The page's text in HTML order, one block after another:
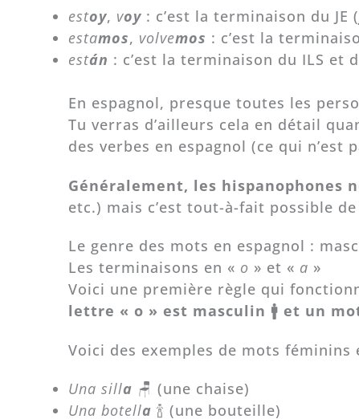
estoy, voy: c’est la terminaison du JE (
estamos, volvemos : c’est la
están : c’est la terminaison du ILS et
En espagnol, presque toutes les
Tu verras d’ailleurs cela en détail
des verbes en espagnol (ce qui n’est
Généralement, les hispanophones
etc.) mais c’est tout-à-fait possible
Le genre des mots en espagnol :
Les terminaisons en « o » et « a »
Voici une première règle qui
lettre « o » est masculin 🚹 et un
Voici des exemples de mots féminins
Una silla 🪑 (une chaise)
Una botella 🍾 (une bouteille)